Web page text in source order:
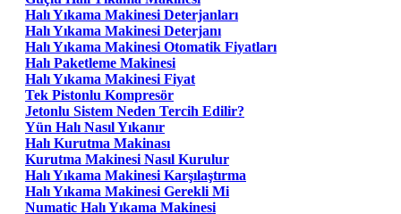
Halı Yıkama Makinesi Deterjanları
Halı Yıkama Makinesi Deterjanı
Halı Yıkama Makinesi Otomatik Fiyatları
Halı Paketleme Makinesi
Halı Yıkama Makinesi Fiyat
Tek Pistonlu Kompresör
Jetonlu Sistem Neden Tercih Edilir?
Yün Halı Nasıl Yıkanır
Halı Kurutma Makinası
Kurutma Makinesi Nasıl Kurulur
Halı Yıkama Makinesi Karşılaştırma
Halı Yıkama Makinesi Gerekli Mi
Numatic Halı Yıkama Makinesi